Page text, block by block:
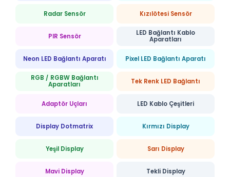
Radar Sensör Kızılötesi Sensör
PIR Sensör
LED Bağlantı Kablo
Aparatları
Neon LED Bağlantı Aparatı Pixel LED Bağlantı Aparatı
RGB / RGBW Bağlantı
Aparatları
Tek Renk LED Bağlantı
Adaptör Uçları LED Kablo Çeşitleri
Display Dotmatrix Kırmızı Display
Yeşil Display Sarı Display
Mavi Display Tekli Display